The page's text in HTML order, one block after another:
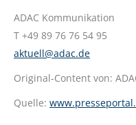
ADAC Kommunikation
T +49 89 76 76 54 95
aktuell@adac.de
Original-Content von:
Quelle: